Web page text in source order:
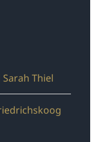
Thiel